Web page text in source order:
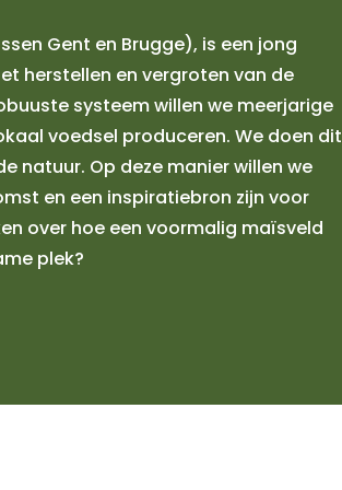
Gent en Brugge), is een jong
herstellen en vergroten van de
systeem willen we meerjarige
voedsel produceren. We doen dit
natuur. Op deze manier willen we
en een inspiratiebron zijn voor
over hoe een voormalig maïsveld
plek?